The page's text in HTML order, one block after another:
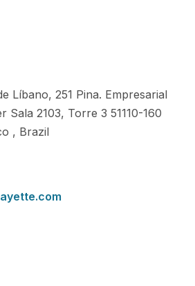
Líbano, 251 Pina. Empresarial
Sala 2103, Torre 3 51110-160
, Brazil